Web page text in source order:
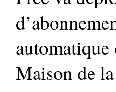
automatique
Maison de